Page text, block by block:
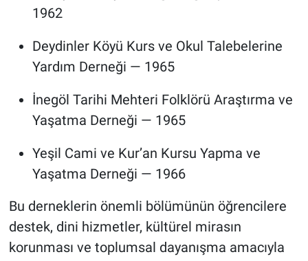
1962
Deydinler Köyü Kurs ve Okul Talebelerine
Yardım Derneği — 1965
İnegöl Tarihi Mehteri Folklörü Araştırma ve
Yaşatma Derneği — 1965
Yeşil Cami ve Kur’an Kursu Yapma ve
Yaşatma Derneği — 1966
Bu derneklerin önemli bölümünün öğrencilere
destek, dini hizmetler, kültürel mirasın
korunması ve toplumsal dayanışma amacıyla